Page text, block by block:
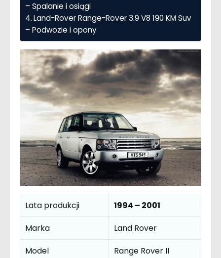
– Spalanie i osiągi
Land-Rover Range-Rover 3.9 V8 190 KM Suv
– Podwozie i opony
Lata produkcji
1994 – 2001
Marka
Land Rover
Model
Range Rover II